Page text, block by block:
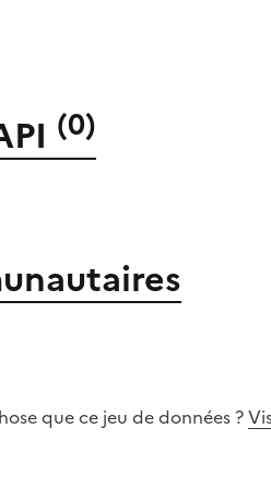
(0)
quece jeu de données ?